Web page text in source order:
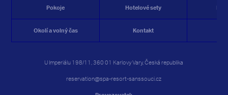
Pokoje Hotelové sety
Okolí a volný čas Kontakt
U Imperiálu 198/11, 360 01 Karlovy Vary, Česká republika
reservation@spa-resort-sanssouci.cz